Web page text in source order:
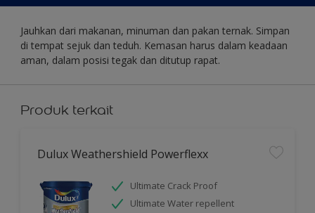
Jauhkan dari makanan, minuman dan pakan ternak. Simpan
di tempat sejuk dan teduh. Kemasan harus dalam keadaan
aman, dalam posisi tegak dan ditutup rapat.
Produk terkait
Dulux Weathershield Powerflexx
Ultimate Crack Proof
Ultimate Water repellent